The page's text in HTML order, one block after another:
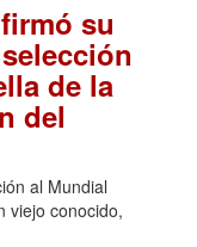
su
de la
del
al Mundial
viejo conocido,